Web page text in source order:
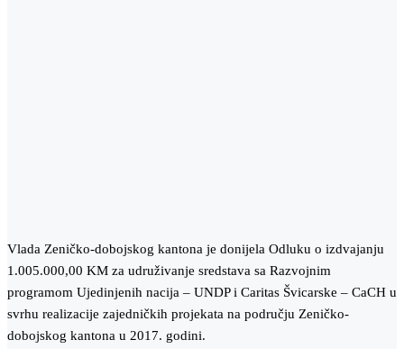
Vlada Zeničko-dobojskog kantona je donijela Odluku o izdvajanju
1.005.000,00 KM za udruživanje sredstava sa Razvojnim
programom Ujedinjenih nacija – UNDP i Caritas Švicarske – CaCH u
svrhu realizacije zajedničkih projekata na području Zeničko-
dobojskog kantona u 2017. godini.